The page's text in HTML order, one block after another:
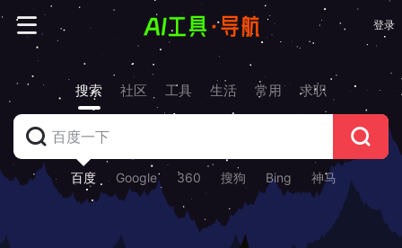
登录
搜索 社区 工具 生活 常用 求职
百度 Google 360 搜狗 Bing 神马